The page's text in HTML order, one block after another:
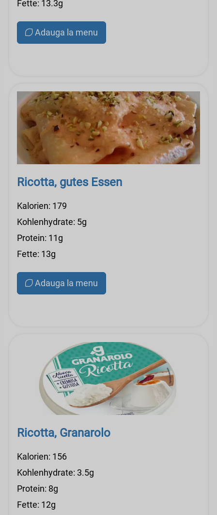
Fette: 13.3g
Adauga la menu
Ricotta, gutes Essen
Kalorien: 179
Kohlenhydrate: 5g
Protein: 11g
Fette: 13g
Adauga la menu
Ricotta, Granarolo
Kalorien: 156
Kohlenhydrate: 3.5g
Protein: 8g
Fette: 12g